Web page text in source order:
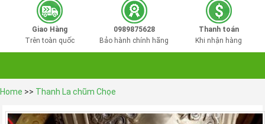
Giao Hàng
Trên toàn quốc
0989875628
Bảo hành chính hãng
Thanh toán
Khi nhận hàng
Home >> Thanh La chũm Chọe